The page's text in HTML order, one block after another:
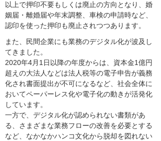
以上で押印不要もしくは廃止の方向となり、婚
姻届・離婚届や年末調整、車検の申請時など、
認印を使った押印も廃止されつつあります。
また、民間企業にも業務のデジタル化が波及し
てきました。
2020年4月1日以降の年度からは、資本金1億円
超えの大法人などは法人税等の電子申告が義務
化され書面提出が不可になるなど、社会全体に
おいてペーパーレス化や電子化の動きが活発化
しています。
一方で、デジタル化が認められない書類があ
る、さまざまな業務フローの改善を必要とする
など、なかなかハンコ文化から脱却を図れない